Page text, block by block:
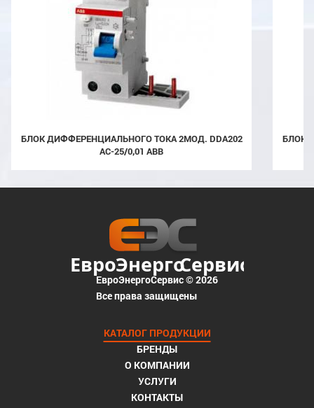
БЛОК ДИФФЕРЕНЦИАЛЬНОГО ТОКА 2МОД. DDA202
AC-25/0,01 ABB
БЛОК ДИФФЕРЕНЦИАЛЬНОГО ТОКА 2МОД. DDA202
ЕвроЭнергоСервис © 2026
Все права защищены
КАТАЛОГ ПРОДУКЦИИ
БРЕНДЫ
О КОМПАНИИ
УСЛУГИ
КОНТАКТЫ